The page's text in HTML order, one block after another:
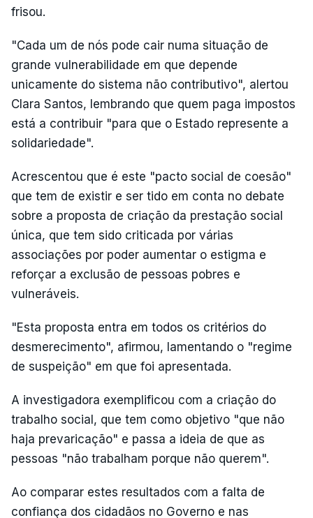
frisou.
"Cada um de nós pode cair numa situação de
grande vulnerabilidade em que depende
unicamente do sistema não contributivo", alertou
Clara Santos, lembrando que quem paga impostos
está a contribuir "para que o Estado represente a
solidariedade".
Acrescentou que é este "pacto social de coesão"
que tem de existir e ser tido em conta no debate
sobre a proposta de criação da prestação social
única, que tem sido criticada por várias
associações por poder aumentar o estigma e
reforçar a exclusão de pessoas pobres e
vulneráveis.
"Esta proposta entra em todos os critérios do
desmerecimento", afirmou, lamentando o "regime
de suspeição" em que foi apresentada.
A investigadora exemplificou com a criação do
trabalho social, que tem como objetivo "que não
haja prevaricação" e passa a ideia de que as
pessoas "não trabalham porque não querem".
Ao comparar estes resultados com a falta de
confiança dos cidadãos no Governo e nas